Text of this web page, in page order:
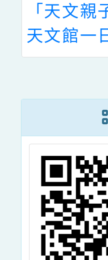
「天文親
天文館一
動